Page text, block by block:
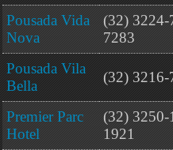
Pousada Vida
Nova
(32)
7283
Pousada Vila
Bella
(32) 3216-
Premier Parc
Hotel
(32)
1921